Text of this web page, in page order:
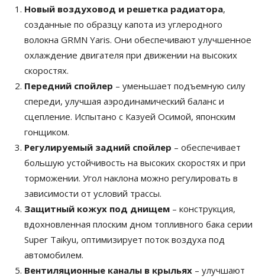
Новый воздуховод и решетка радиатора,
созданные по образцу капота из углеродного
волокна GRMN Yaris. Они обеспечивают улучшенное
охлаждение двигателя при движении на высоких
скоростях.
Передний спойлер – уменьшает подъемную силу
спереди, улучшая аэродинамический баланс и
сцепление. Испытано с Казуей Осимой, японским
гонщиком.
Регулируемый задний спойлер – обеспечивает
большую устойчивость на высоких скоростях и при
торможении. Угол наклона можно регулировать в
зависимости от условий трассы.
Защитный кожух под днищем – конструкция,
вдохновленная плоским дном топливного бака серии
Super Taikyu, оптимизирует поток воздуха под
автомобилем.
Вентиляционные каналы в крыльях – улучшают